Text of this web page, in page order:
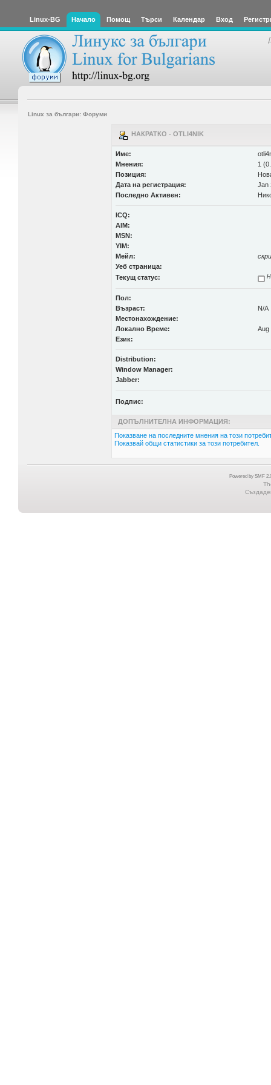
Linux-BG Начало Помощ Търси Календар Вход
Linux за българи: Форуми
НАКРАТКО - OTLI4NIK
Име:
Мнения:
1
Позиция:
Дата на регистрация:
Jan
Последно Активен:
ICQ:
AIM:
MSN:
YIM:
Мейл:
Уеб страница:
Текущ статус:
Пол:
Възраст:
N/A
Местонахождение:
Локално Време:
Aug
Език:
Distribution:
Window Manager:
Jabber:
Подпис:
ДОПЪЛНИТЕЛНА ИНФОРМАЦИЯ:
Показване на последните мнения на този
Показвай общи статистики за този потребител.
Powered by SMF